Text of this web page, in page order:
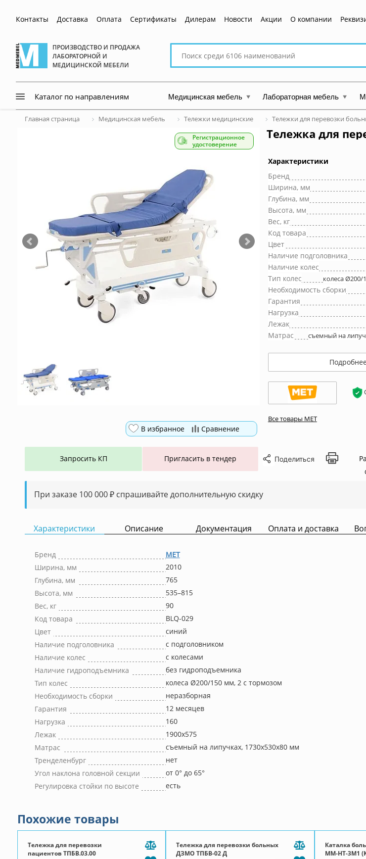
Контакты Доставка Оплата Сертификаты Дилерам Новости Акции О компании
ПРОИЗВОДСТВО И ПРОДАЖА
ЛАБОРАТОРНОЙ И
МЕДИЦИНСКОЙ МЕБЕЛИ
Поиск
сайту
Каталог по направлениям Медицинская мебель Лабораторная мебель
Главная страница Медицинская мебель Тележки медицинские Тележки для перевозки
Тележка для
В избранное Сравнение
Регистрационное
удостоверение
Характеристики
Бренд
Ширина, мм
Глубина, мм
Высота, мм
Вес, кг
Код товара
Цвет
Наличие подголовника
Наличие колес
Тип колес колеса
Необходимость сборки
Гарантия
Нагрузка
Лежак
Матрас съемный на
Подробнее
Все товары МЕТ
Запросить КП Пригласить в тендер Поделиться
При заказе 100 000 ₽ спрашивайте дополнительную скидку
Характеристики Описание Документация Оплата и доставка
Бренд
МЕТ
Ширина, мм
2010
Глубина, мм
765
Высота, мм
535–815
Вес, кг
90
Код товара
BLQ-029
Цвет
синий
Наличие подголовника
с подголовником
Наличие колес
с колесами
Наличие гидроподъемника
без гидроподъемника
Тип колес
колеса Ø200/150 мм, 2 с тормозом
Необходимость сборки
неразборная
Гарантия
12 месяцев
Нагрузка
160
Лежак
1900х575
Матрас
съемный на липучках, 1730х530х80 мм
Тренделенбург
нет
Угол наклона головной секции
от 0° до 65°
Регулировка стойки по высоте
есть
Похожие товары
Тележка для перевозки
пациентов ТПБВ.03.00
Тележка для перевозки больных
ДЗМО ТПБВ-02 Д
Каталка
ММ-НТ-3М1